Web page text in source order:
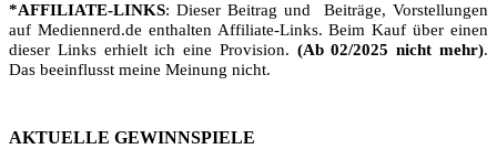
*AFFILIATE-LINKS: Dieser Beitrag und Beiträge, Vorstellungen
auf Mediennerd.de enthalten Affiliate-Links. Beim Kauf über einen
dieser Links erhielt ich eine Provision. (Ab 02/2025 nicht mehr).
Das beeinflusst meine Meinung nicht.
AKTUELLE GEWINNSPIELE